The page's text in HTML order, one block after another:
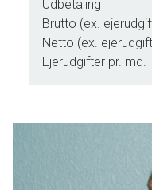
Udbetaling
Brutto (ex.
Netto (ex.
Ejerudgifter pr. md.